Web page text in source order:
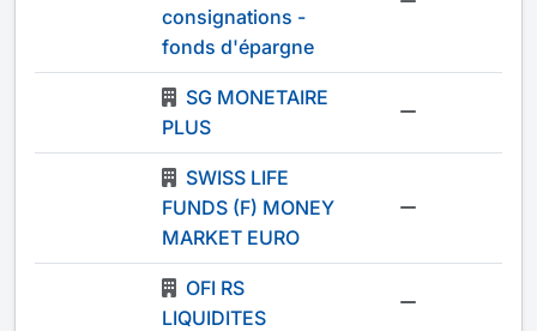
consignations -
fonds d'épargne
SG MONETAIRE
PLUS
SWISS LIFE
FUNDS (F) MONEY
MARKET EURO
OFI RS
LIQUIDITES